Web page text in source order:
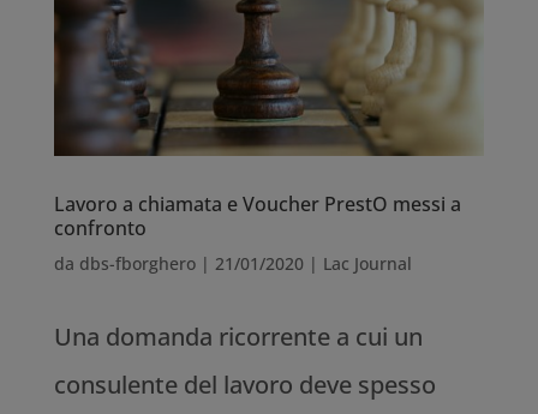
Lavoro a chiamata e Voucher PrestO messi a
confronto
da dbs-fborghero| 21/01/2020| Lac Journal
Una domanda ricorrente a cui un
consulente del lavoro deve spesso